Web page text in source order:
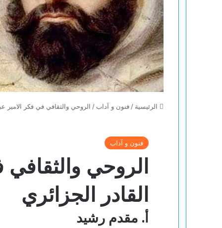
الرئيسية / فنون و آداب / الروحي والثقافي في فكر الامير
فنون و آداب
الروحي والثقافي
القادر الجزائري
أ. مقدم رشيد